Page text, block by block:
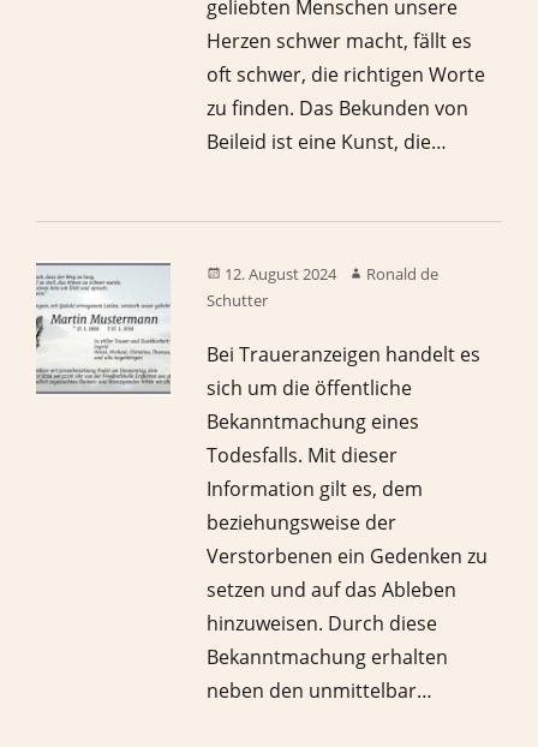
geliebten Menschen unsere
Herzen schwer macht, fällt es
oft schwer, die richtigen Worte
zu finden. Das Bekunden von
Beileid ist eine Kunst, die…
12. August 2024
Ronald de
Schutter
Bei Traueranzeigen handelt es
sich um die öffentliche
Bekanntmachung eines
Todesfalls. Mit dieser
Information gilt es, dem
beziehungsweise der
Verstorbenen ein Gedenken zu
setzen und auf das Ableben
hinzuweisen. Durch diese
Bekanntmachung erhalten
neben den unmittelbar…